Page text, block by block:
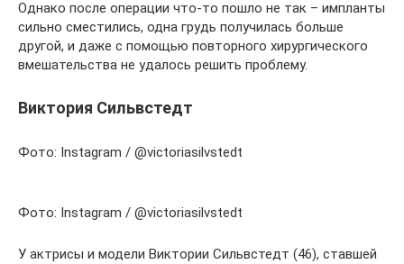
Однако после операции что-то пошло не так – импланты
сильно сместились, одна грудь получилась больше
другой, и даже с помощью повторного хирургического
вмешательства не удалось решить проблему.
Виктория Сильвстедт
Фото: Instagram / @victoriasilvstedt
Фото: Instagram / @victoriasilvstedt
У актрисы и модели Виктории Сильвстедт (46), ставшей